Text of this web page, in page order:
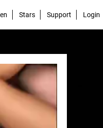
Stars Support Login